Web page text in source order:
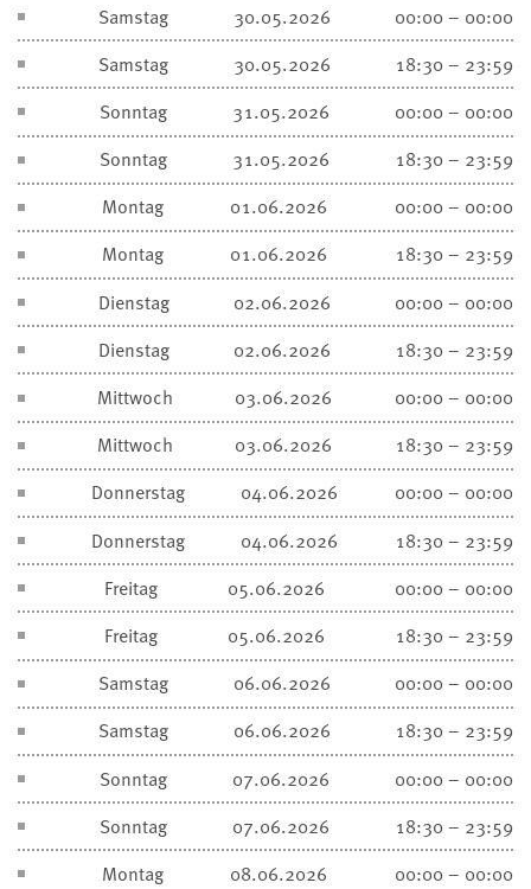
Samstag
30.05.2026
00:00 – 00:00
Samstag
30.05.2026
18:30 – 23:59
Sonntag
31.05.2026
00:00 – 00:00
Sonntag
31.05.2026
18:30 – 23:59
Montag
01.06.2026
00:00 – 00:00
Montag
01.06.2026
18:30 – 23:59
Dienstag
02.06.2026
00:00 – 00:00
Dienstag
02.06.2026
18:30 – 23:59
Mittwoch
03.06.2026
00:00 – 00:00
Mittwoch
03.06.2026
18:30 – 23:59
Donnerstag
04.06.2026
00:00 – 00:00
Donnerstag
04.06.2026
18:30 – 23:59
Freitag
05.06.2026
00:00 – 00:00
Freitag
05.06.2026
18:30 – 23:59
Samstag
06.06.2026
00:00 – 00:00
Samstag
06.06.2026
18:30 – 23:59
Sonntag
07.06.2026
00:00 – 00:00
Sonntag
07.06.2026
18:30 – 23:59
Montag
08.06.2026
00:00 – 00:00